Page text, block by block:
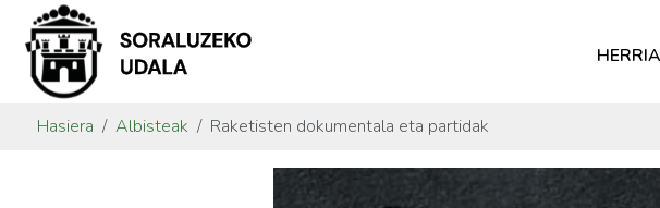
HERRIA
Hasiera Albisteak Raketisten dokumentala eta partidak